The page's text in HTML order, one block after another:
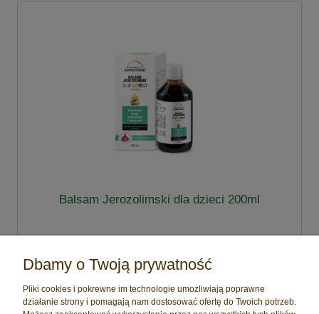
Balsam Jerozolimski dla dzieci 200ml
do koszyka
Dbamy o Twoją prywatność
Pliki cookies i pokrewne im technologie umożliwiają poprawne
działanie strony i pomagają nam dostosować ofertę do Twoich potrzeb.